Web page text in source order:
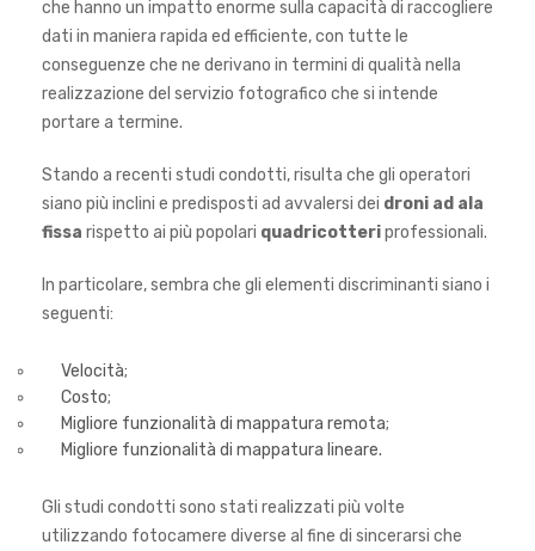
che hanno un impatto enorme sulla capacità di raccogliere
dati in maniera rapida ed efficiente, con tutte le
conseguenze che ne derivano in termini di qualità nella
realizzazione del servizio fotografico che si intende
portare a termine.
Stando a recenti studi condotti, risulta che gli operatori
siano più inclini e predisposti ad avvalersi dei droni ad ala
fissa rispetto ai più popolari quadricotteriprofessionali.
In particolare, sembra che gli elementi discriminanti siano i
seguenti:
Velocità;
Costo;
Migliore funzionalità di mappatura remota;
Migliore funzionalità di mappatura lineare.
Gli studi condotti sono stati realizzati più volte
utilizzando fotocamere diverse al fine di sincerarsi che